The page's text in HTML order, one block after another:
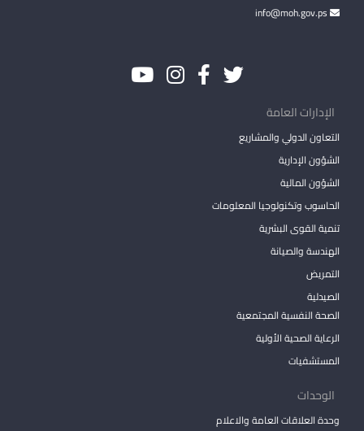
الإدارات العامة
التعاون الدولي والمشاريع
الشؤون الإدارية
الشؤون المالية
الحاسوب وتكنولوجيا المعلومات
تنمية القوى البشرية
الهندسة والصيانة
التمريض
الصيدلية
الصحة النفسية المجتمعية
الرعاية الصحية الأولية
المستشفيات
الوحدات
وحدة العلاقات العامة والاعلام